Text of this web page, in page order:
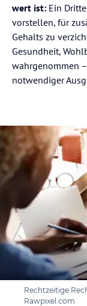
wert ist: Ein
vorstellen, für
Gehalts zu
Gesundheit,
wahrgenommen
notwendiger
Rechtzeitige
Rawpixel.com